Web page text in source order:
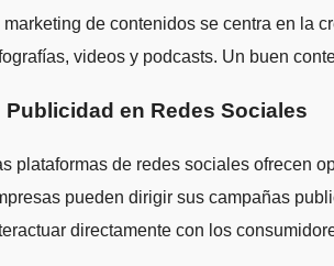
marketing de contenidos se centra en la
videos y podcasts. Un buen
Publicidad en Redes Sociales
plataformas de redes sociales ofrecen
pueden dirigir sus campañas
directamente con los